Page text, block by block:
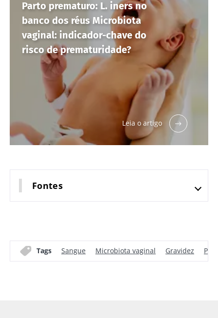
Parto prematuro: L. iners no
banco dos réus Microbiota
vaginal: indicador-chave do
risco de prematuridade?
Leia o artigo
Fontes
Tags Sangue Microbiota vaginal Gravidez